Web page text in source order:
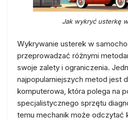
Jak wykryć usterkę
Wykrywanie usterek w
przeprowadzać różnymi
swoje zalety i ograniczenia.
najpopularniejszych metod jest
komputerowa, która polega na
specjalistycznego sprzętu
temu mechanik może odczytać